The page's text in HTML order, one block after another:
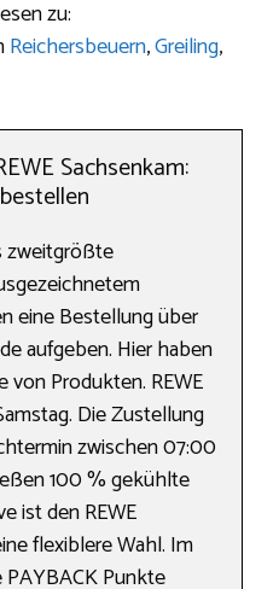
zu:
Reichersbeuern,Greiling,
Sachsenkam:
zweitgrößte
eine Bestellung über
aufgeben. Hier haben
von Produkten. REWE
Die Zustellung
zwischen 07:00
100 % gekühlte
ist den REWE
flexiblere Wahl. Im
Punkte